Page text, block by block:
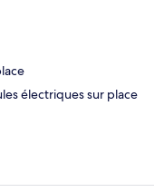
électriques sur place